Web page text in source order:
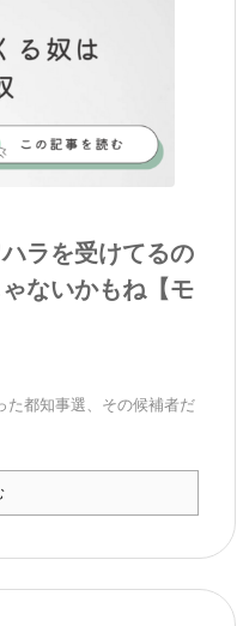
ラを受けてるの
ないかもね【モ
た都知事選、その候補者だ